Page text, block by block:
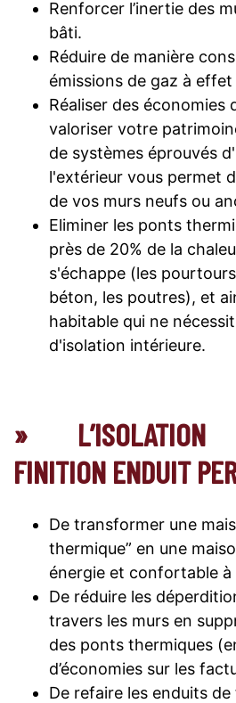
Renforcer l’inertie des
bâti.
Réduire de manière
émissions de gaz à effet
Réaliser des économies
valoriser votre
de systèmes éprouvés
l'extérieur vous permet
de vos murs neufs ou
Eliminer les ponts
près de 20% de la
s'échappe (les
béton, les poutres), et
habitable qui ne
d'isolation intérieure.
» L’ISOLATION
FINITION ENDUIT
De transformer une
thermique” en une
énergie et confortable à
De réduire les
travers les murs en
des ponts thermiques
d’économies sur les
De refaire les enduits